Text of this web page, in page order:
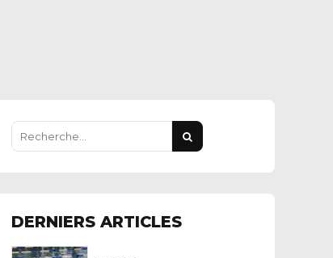
DERNIERS ARTICLES